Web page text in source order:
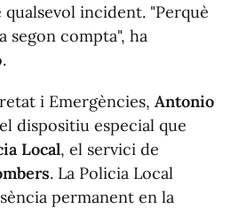
incident. "Perquè
segon compta", ha
i Emergències, Antonio
dispositiu especial que
Local, el servici de
. La Policia Local
permanent en la